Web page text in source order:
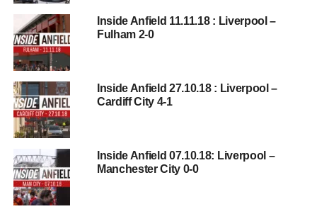
Inside Anfield 11.11.18 : Liverpool –
Fulham 2-0
Inside Anfield 27.10.18 : Liverpool –
Cardiff City 4-1
Inside Anfield 07.10.18: Liverpool –
Manchester City 0-0